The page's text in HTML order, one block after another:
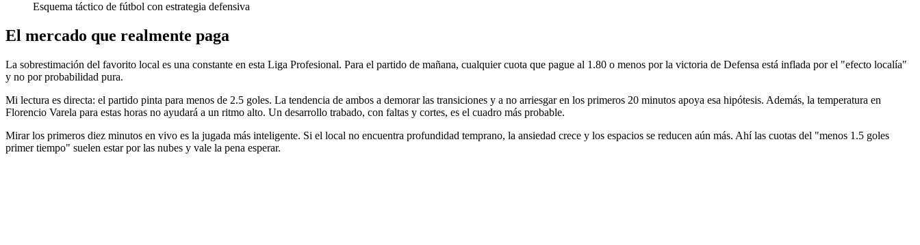
Esquema táctico de fútbol con estrategia defensiva
El mercado que realmente paga
La sobrestimación del favorito local es una constante en esta Liga Profesional. Para el partido de mañana, cualquier cuota que pague al 1.80 o menos por la victoria de Defensa está inflada por el "efecto localía"
y no por probabilidad pura.
Mi lectura es directa: el partido pinta para menos de 2.5 goles. La tendencia de ambos a demorar las transiciones y a no arriesgar en los primeros 20 minutos apoya esa hipótesis. Además, la temperatura en
Florencio Varela para estas horas no ayudará a un ritmo alto. Un desarrollo trabado, con faltas y cortes, es el cuadro más probable.
Mirar los primeros diez minutos en vivo es la jugada más inteligente. Si el local no encuentra profundidad temprano, la ansiedad crece y los espacios se reducen aún más. Ahí las cuotas del "menos 1.5 goles
primer tiempo" suelen estar por las nubes y vale la pena esperar.